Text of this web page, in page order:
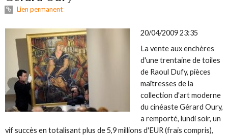
Lien permanent
20/04/2009 23:35
La vente aux enchères
d'une trentaine de toiles
de Raoul Dufy, pièces
maîtresses de la
collection d'art moderne
du cinéaste Gérard Oury,
a remporté, lundi soir, un
vif succès en totalisant plus de 5,9 millions d'EUR (frais compris),